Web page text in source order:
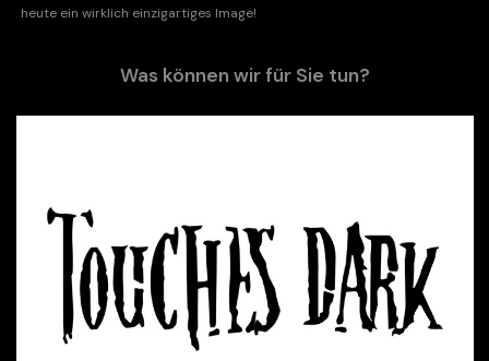
heute ein wirklich einzigartiges Image!
Was können wir für Sie tun?